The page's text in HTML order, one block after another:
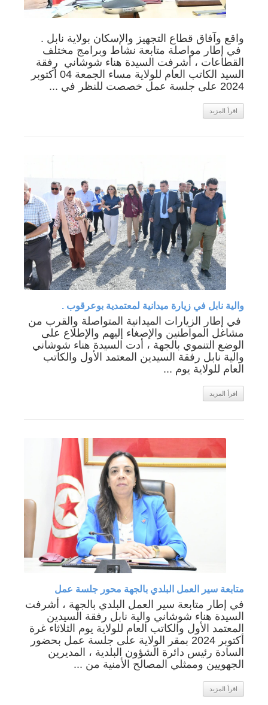
واقع وآفاق قطاع التجهيز والإسكان بولاية نابل .
في إطار مواصلة متابعة نشاط وبرامج مختلف
القطاعات ، أشرفت السيدة هناء شوشاني رفقة
السيد الكاتب العام للولاية مساء الجمعة 04 أكتوبر
2024 على جلسة عمل خصصت للنظر في ...
اقرأ المزيد
والية نابل في زيارة ميدانية لمعتمدية بوعرقوب .
️ في إطار الزيارات الميدانية المتواصلة والقرب من
مشاغل المواطنين والإصغاء إليهم والإطلاع على
الوضع التنموي بالجهة ، أدت السيدة هناء شوشاني
والية نابل رفقة السيدين المعتمد الأول والكاتب
العام للولاية يوم ...
اقرأ المزيد
متابعة سير العمل البلدي بالجهة محور جلسة عمل
في إطار متابعة سير العمل البلدي بالجهة ، أشرفت
السيدة هناء شوشاني والية نابل رفقة السيدين
المعتمد الأول والكاتب العام للولاية يوم الثلاثاء غرة
أكتوبر 2024 بمقر الولاية على جلسة عمل بحضور
السادة رئيس دائرة الشؤون البلدية ، المديرين
الجهويين وممثلي المصالح الأمنية من ...
اقرأ المزيد